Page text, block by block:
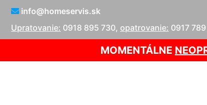
info@homeservis.sk
Upratovanie: 0918 895 730, opatrovanie: 0917
MOMENTÁLNE